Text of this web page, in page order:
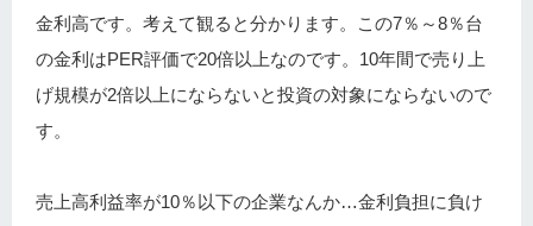
金利高です。考えて観ると分かります。この7％～8％台
の金利はPER評価で20倍以上なのです。10年間で売り上
げ規模が2倍以上にならないと投資の対象にならないので
す。
売上高利益率が10％以下の企業なんか…金利負担に負け